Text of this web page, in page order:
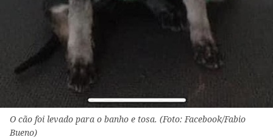
O cão foi levado para o banho e tosa. (Foto: Facebook/Fabio
Bueno)